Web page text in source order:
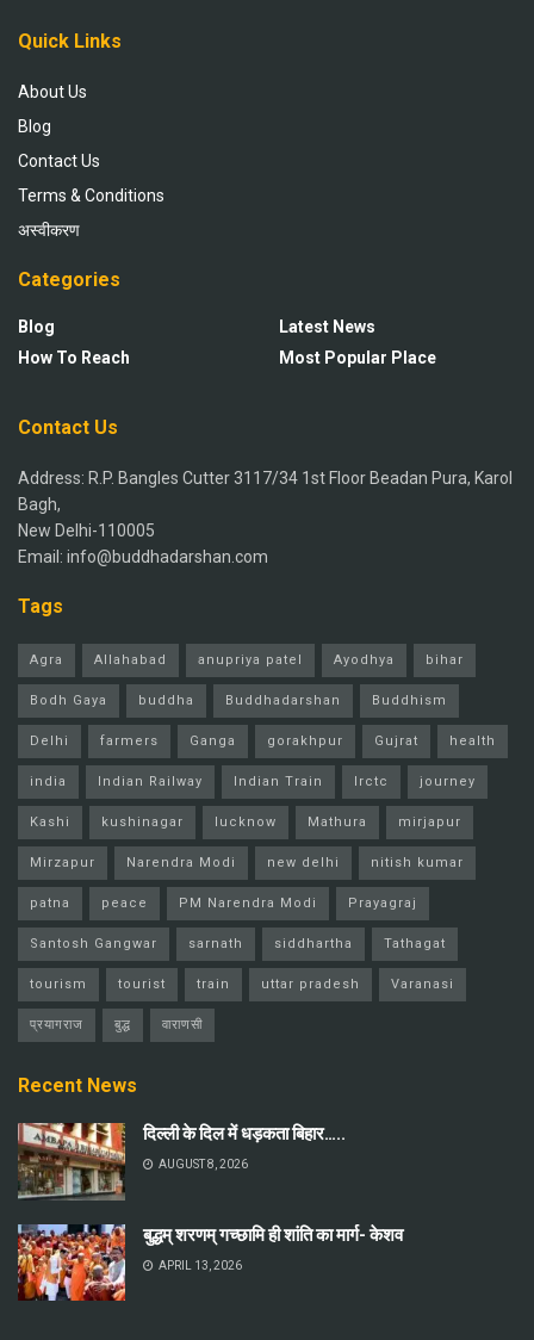
Quick Links
About Us
Blog
Contact Us
Terms & Conditions
अस्वीकरण
Categories
Blog
How To Reach
Latest News
Most Popular Place
Contact Us
Address: R.P. Bangles Cutter 3117/34 1st Floor Beadan Pura, Karol
Bagh,
New Delhi-110005
Email: info@buddhadarshan.com
Tags
Agra Allahabad anupriya patel Ayodhya bihar
Bodh Gaya buddha Buddhadarshan Buddhism
Delhi farmers Ganga gorakhpur Gujrat health
india Indian Railway Indian Train Irctc journey
Kashi kushinagar lucknow Mathura mirjapur
Mirzapur Narendra Modi new delhi nitish kumar
patna peace PM Narendra Modi Prayagraj
Santosh Gangwar sarnath siddhartha Tathagat
tourism tourist train uttar pradesh Varanasi
प्रयागराज बुद्ध वाराणसी
Recent News
दिल्ली के दिल में धड़कता बिहार…..
AUGUST 8, 2026
बुद्धम् शरणम् गच्छामि ही शांति का मार्ग- केशव
APRIL 13, 2026